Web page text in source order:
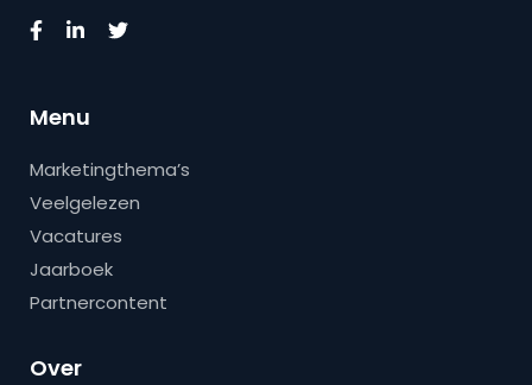
Menu
Marketingthema’s
Veelgelezen
Vacatures
Jaarboek
Partnercontent
Over